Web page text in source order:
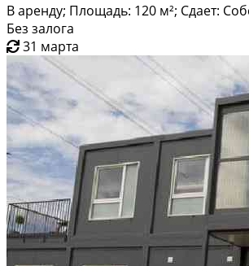
В аренду; Площадь: 120 м²; Сдает:
Без залога
31 марта